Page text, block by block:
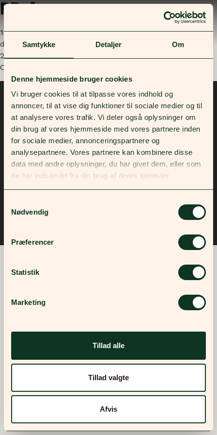
Samtykke Detaljer Om
Denne hjemmeside bruger cookies
Vi bruger cookies til at tilpasse vores indhold og
annoncer, til at vise dig funktioner til sociale medier og til
at analysere vores trafik. Vi deler også oplysninger om
din brug af vores hjemmeside med vores partnere inden
for sociale medier, annonceringspartnere og
analysepartnere. Vores partnere kan kombinere disse
data med andre oplysninger, du har givet dem, eller som
de har indsamlet fra din brug af deres tjenester.
Nødvendig
Præferencer
Statistik
Marketing
Tillad alle
Tillad valgte
Afvis
PP-1
16
dec
2025
Comments are closed.
Privacy policy
Kontakt